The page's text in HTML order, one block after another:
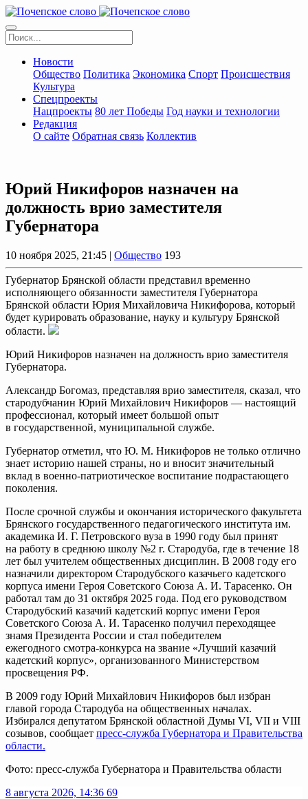
Новости
Общество Политика Экономика Спорт Происшествия
Культура
Спецпроекты
Нацпроекты 80 лет Победы Год науки и технологии
Редакция
О сайте Обратная связь Коллектив
Юрий Никифоров назначен на
должность врио заместителя
Губернатора
10 ноября 2025, 21:45 | Общество 193
Губернатор Брянской области представил временно
исполняющего обязанности заместителя Губернатора
Брянской области Юрия Михайловича Никифорова, который
будет курировать образование, науку и культуру Брянской
области.
Юрий Никифоров назначен на должность врио заместителя
Губернатора.
Александр Богомаз, представляя врио заместителя, сказал, что
стародубчанин Юрий Михайлович Никифоров — настоящий
профессионал, который имеет большой опыт
в государственной, муниципальной службе.
Губернатор отметил, что Ю. М. Никифоров не только отлично
знает историю нашей страны, но и вносит значительный
вклад в военно-патриотическое воспитание подрастающего
поколения.
После срочной службы и окончания исторического факультета
Брянского государственного педагогического института им.
академика И. Г. Петровского вуза в 1990 году был принят
на работу в среднюю школу №2 г. Стародуба, где в течение 18
лет был учителем общественных дисциплин. В 2008 году его
назначили директором Стародубского казачьего кадетского
корпуса имени Героя Советского Союза А. И. Тарасенко. Он
работал там до 31 октября 2025 года. Под его руководством
Стародубский казачий кадетский корпус имени Героя
Советского Союза А. И. Тарасенко получил переходящее
знамя Президента России и стал победителем
ежегодного смотра-конкурса на звание «Лучший казачий
кадетский корпус», организованного Министерством
просвещения РФ.
В 2009 году Юрий Михайлович Никифоров был избран
главой города Стародуба на общественных началах.
Избирался депутатом Брянской областной Думы VI, VII и VIII
созывов, сообщает пресс-служба Губернатора и Правительства
области.
Фото: пресс-служба Губернатора и Правительства области
8 августа 2026, 14:36 69